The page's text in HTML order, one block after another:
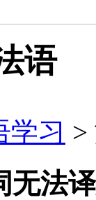
语
学习 >
无法